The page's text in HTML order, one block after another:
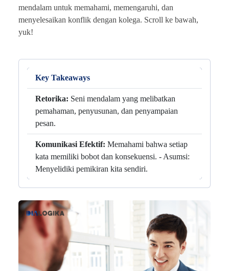
mendalam untuk memahami, memengaruhi, dan
menyelesaikan konflik dengan kolega. Scroll ke bawah,
yuk!
Key Takeaways
Retorika: Seni mendalam yang melibatkan
pemahaman, penyusunan, dan penyampaian
pesan.
Komunikasi Efektif: Memahami bahwa setiap
kata memiliki bobot dan konsekuensi. - Asumsi:
Menyelidiki pemikiran kita sendiri.